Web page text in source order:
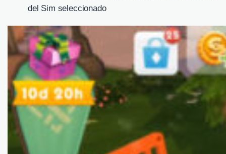
del Sim seleccionado